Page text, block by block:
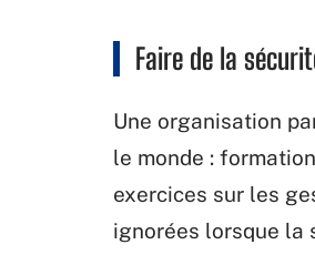
Faire de la
Une organisation
le monde :
exercices sur les
ignorées lorsque la